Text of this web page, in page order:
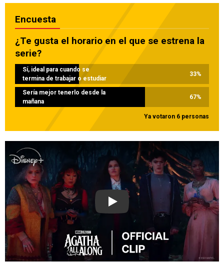
Encuesta
¿Te gusta el horario en el que se estrena la
serie?
Sí, ideal para cuando se
termina de trabajar o estudiar
33%
Sería mejor tenerlo desde la
mañana
67%
Ya votaron 6 personas
Play